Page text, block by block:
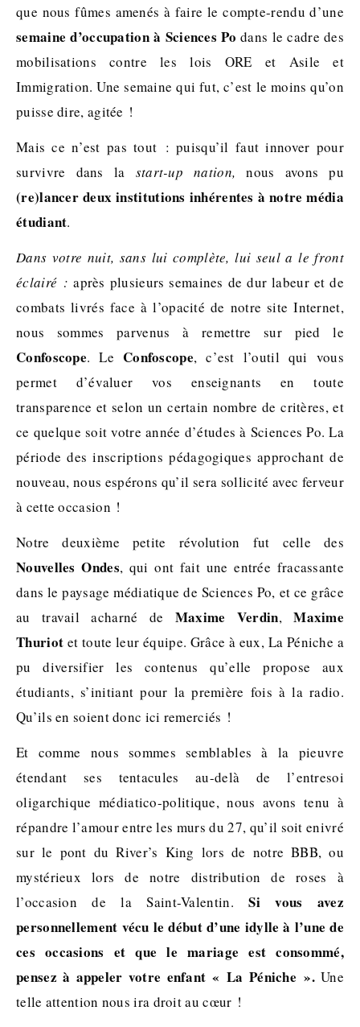
que nous fûmes amenés à faire le compte-rendu d’une
semaine d’occupation à Sciences Po dans le cadre des
mobilisations contre les lois ORE et Asile et
Immigration. Une semaine qui fut, c’est le moins qu’on
puisse dire, agitée !
Mais ce n’est pas tout : puisqu’il faut innover pour
survivre dans la start-up nation, nous avons pu
(re)lancer deux institutions inhérentes à notre média
étudiant.
Dans votre nuit, sans lui complète, lui seul a le front
éclairé :après plusieurs semaines de dur labeur et de
combats livrés face à l’opacité de notre site Internet,
nous sommes parvenus à remettre sur pied le
Confoscope. Le Confoscope, c’est l’outil qui vous
permet d’évaluer vos enseignants en toute
transparence et selon un certain nombre de critères, et
ce quelque soit votre année d’études à Sciences Po. La
période des inscriptions pédagogiques approchant de
nouveau, nous espérons qu’il sera sollicité avec ferveur
à cette occasion !
Notre deuxième petite révolution fut celle des
Nouvelles Ondes, qui ont fait une entrée fracassante
dans le paysage médiatique de Sciences Po, et ce grâce
au travail acharné de Maxime Verdin,Maxime
Thuriot et toute leur équipe. Grâce à eux, La Péniche a
pu diversifier les contenus qu’elle propose aux
étudiants, s’initiant pour la première fois à la radio.
Qu’ils en soient donc ici remerciés !
Et comme nous sommes semblables à la pieuvre
étendant ses tentacules au-delà de l’entresoi
oligarchique médiatico-politique, nous avons tenu à
répandre l’amour entre les murs du 27, qu’il soit enivré
sur le pont du River’s King lors de notre BBB, ou
mystérieux lors de notre distribution de roses à
l’occasion de la Saint-Valentin.Si vous avez
personnellement vécu le début d’une idylle à l’une de
ces occasions et que le mariage est consommé,
pensez à appeler votre enfant « La Péniche ».Une
telle attention nous ira droit au cœur !